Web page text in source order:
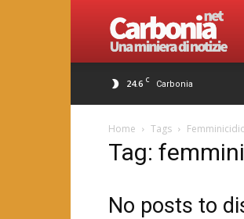
24.6 C Carbonia
Home Tags
Tag:
No posts to